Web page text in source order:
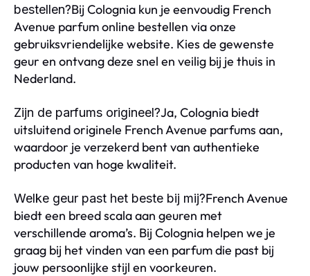
bestellen?Bij Colognia kun je eenvoudig French
Avenue parfum online bestellen via onze
gebruiksvriendelijke website. Kies de gewenste
geur en ontvang deze snel en veilig bij je thuis in
Nederland.
Zijn de parfums origineel?Ja, Colognia biedt
uitsluitend originele French Avenue parfums aan,
waardoor je verzekerd bent van authentieke
producten van hoge kwaliteit.
Welke geur past het beste bij mij?French Avenue
biedt een breed scala aan geuren met
verschillende aroma’s. Bij Colognia helpen we je
graag bij het vinden van een parfum die past bij
jouw persoonlijke stijl en voorkeuren.